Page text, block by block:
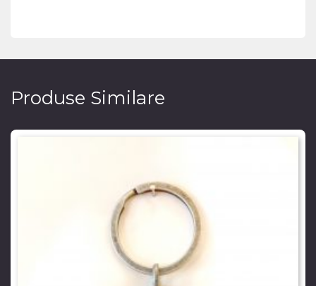
Produse Similare